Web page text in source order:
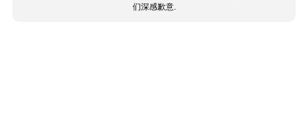
们深感歉意.